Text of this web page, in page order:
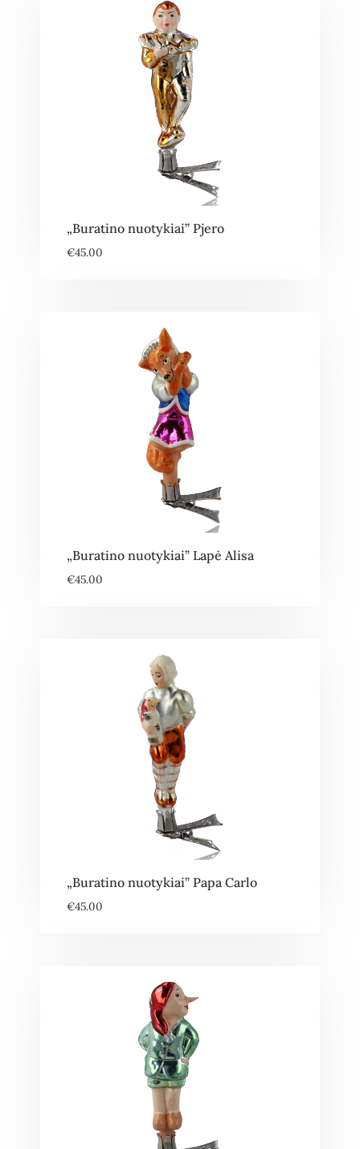
„Buratino nuotykiai” Pjero
€45.00
„Buratino nuotykiai” Lapė Alisa
€45.00
„Buratino nuotykiai” Papa Carlo
€45.00